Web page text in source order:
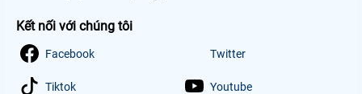
Kết nối với chúng tôi
Facebook Twitter
Tiktok Youtube